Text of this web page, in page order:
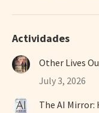
Actividades
Other Lives
July 3, 2026
The AI Mirror: